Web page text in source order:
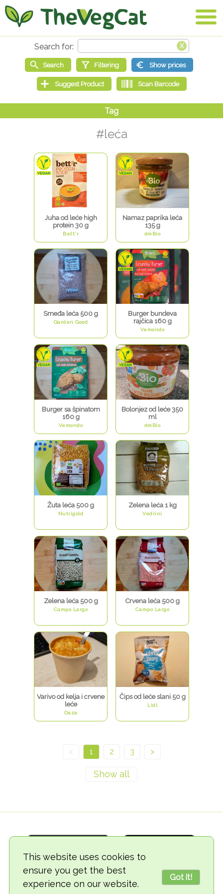
This website uses cookies to
ensure you get the best
experience on our website.
Got it!
#leća
Juha od leće high
protein 30 g
Bett'r
Namaz paprika leća
135 g
dmBio
Smeđa leća 500 g
Garden Good
Burger bundeva
rajčica 160 g
Vemondo
Burger sa špinatom
160 g
Vemondo
Bolonjez od leće 350
ml
dmBio
Žuta leća 500 g
Nutrigold
Zelena leća 1 kg
Vedrini
Zelena leća 500 g
Campo Largo
Crvena leća 500 g
Campo Largo
Varivo od kelja i crvene
leće
Oaza
Čips od leće slani 50 g
Lidl
< 1 2 3 >
© 2018-2026 TheVegCat